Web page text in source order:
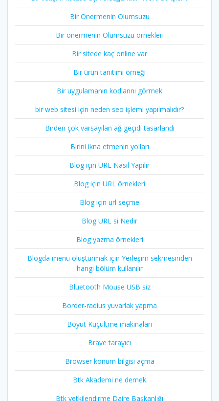
Bir Önermenin Olumsuzu
Bir önermenin Olumsuzu örnekleri
Bir sitede kaç online var
Bir ürün tanıtımı örneği
Bir uygulamanın kodlarını görmek
bir web sitesi için neden seo işlemi yapılmalıdır?
Birden çok varsayılan ağ geçidi tasarlandı
Birini ikna etmenin yolları
Blog için URL Nasıl Yapılır
Blog için URL örnekleri
Blog için url seçme
Blog URL si Nedir
Blog yazma örnekleri
Blogda menü oluşturmak için Yerleşim sekmesinden
hangi bölüm kullanılır
Bluetooth Mouse USB siz
Border-radius yuvarlak yapma
Boyut Küçültme makinaları
Brave tarayıcı
Browser konum bilgisi açma
Btk Akademi ne demek
Btk yetkilendirme Daire Başkanlığı